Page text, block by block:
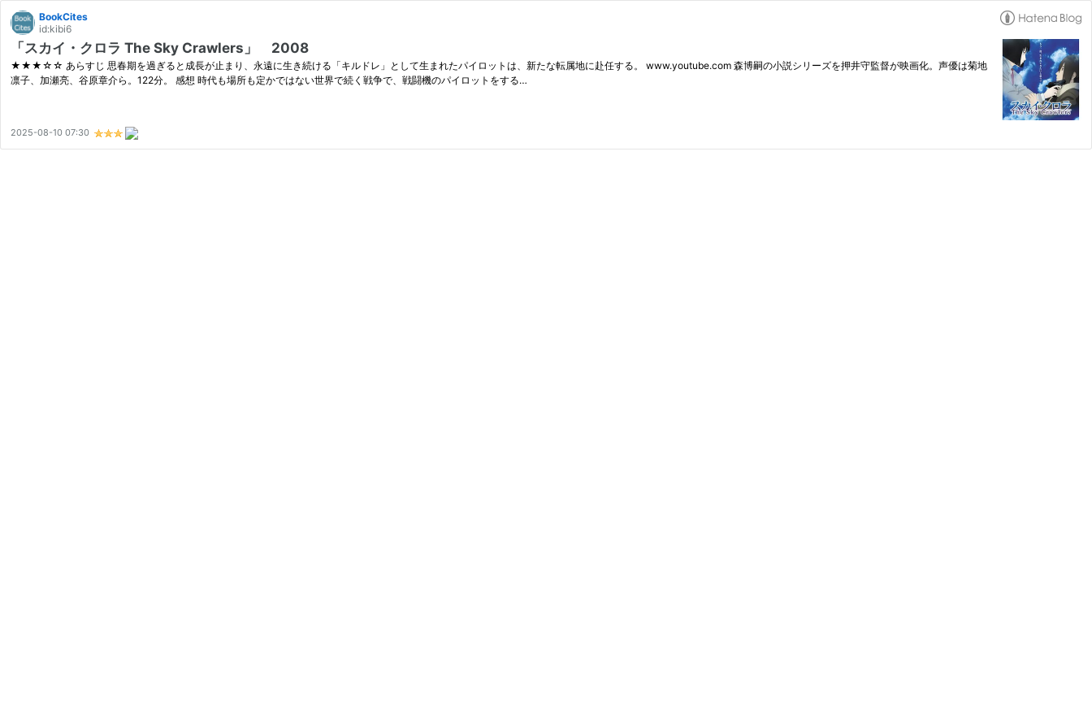
BookCites
id:kibi6
「スカイ・クロラ The Sky Crawlers」 2008
★★★☆☆ あらすじ 思春期を過ぎると成長が止まり、永遠に生き続ける「キルドレ」として生まれたパイロットは、新たな転属地に赴任する。 www.youtube.com 森博嗣の小説シリーズを押井守監督が映画化。声優は菊地
凛子、加瀬亮、谷原章介ら。122分。 感想 時代も場所も定かではない世界で続く戦争で、戦闘機のパイロットをする…
2025-08-10 07:30